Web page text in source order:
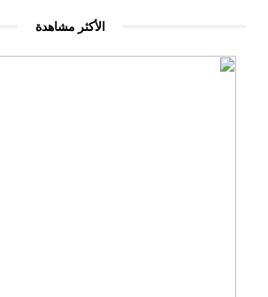
الأكثر مشاهدة